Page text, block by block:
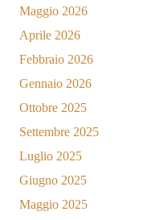
Maggio 2026
Aprile 2026
Febbraio 2026
Gennaio 2026
Ottobre 2025
Settembre 2025
Luglio 2025
Giugno 2025
Maggio 2025